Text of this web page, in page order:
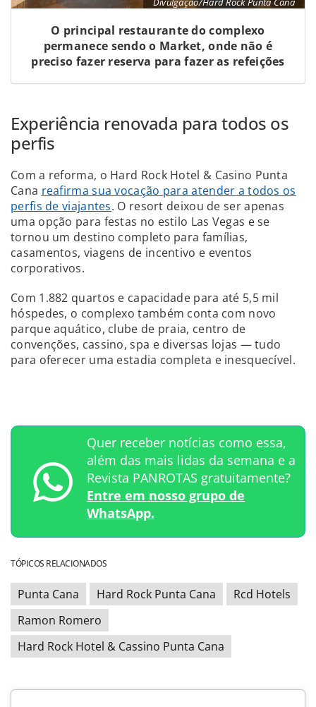
O principal restaurante do complexo
permanece sendo o Market, onde não é
preciso fazer reserva para fazer as refeições
Experiência renovada para todos os
perfis
Com a reforma, o Hard Rock Hotel & Casino Punta
Cana reafirma sua vocação para atender a todos os
perfis de viajantes. O resort deixou de ser apenas
uma opção para festas no estilo Las Vegas e se
tornou um destino completo para famílias,
casamentos, viagens de incentivo e eventos
corporativos.
Com 1.882 quartos e capacidade para até 5,5 mil
hóspedes, o complexo também conta com novo
parque aquático, clube de praia, centro de
convenções, cassino, spa e diversas lojas — tudo
para oferecer uma estadia completa e inesquecível.
Quer receber notícias como essa,
além das mais lidas da semana e a
Revista PANROTAS gratuitamente?
Entre em nosso grupo de
WhatsApp.
TÓPICOS RELACIONADOS
Punta Cana Hard Rock Punta Cana
Rcd Hotels
Ramon Romero
Hard Rock Hotel & Cassino Punta Cana